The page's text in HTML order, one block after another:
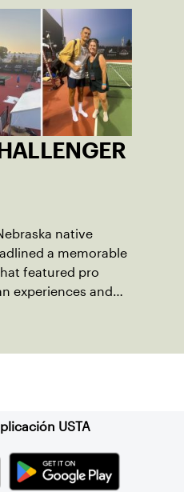
native
a memorable
featured pro
experiences and
USTA